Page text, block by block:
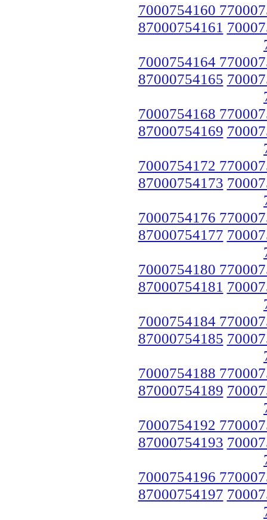
7000754160
87000754161
7000754164
87000754165
7000754168
87000754169
7000754172
87000754173
7000754176
87000754177
7000754180
87000754181
7000754184
87000754185
7000754188
87000754189
7000754192
87000754193
7000754196
87000754197